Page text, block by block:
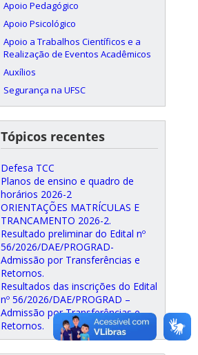
Apoio Pedagógico
Apoio Psicológico
Apoio a Trabalhos Científicos e a
Realização de Eventos Acadêmicos
Auxílios
Segurança na UFSC
Tópicos recentes
Defesa TCC
Planos de ensino e quadro de
horários 2026-2
ORIENTAÇÕES MATRÍCULAS E
TRANCAMENTO 2026-2.
Resultado preliminar do Edital nº
56/2026/DAE/PROGRAD-
Admissão por Transferências e
Retornos.
Resultados das inscrições do Edital
nº 56/2026/DAE/PROGRAD –
Admissão por Transferências e
Retornos.